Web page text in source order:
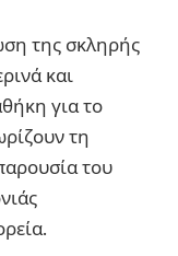
της σκληρής
και
για το
τη
του